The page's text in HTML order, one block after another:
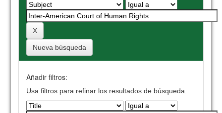
Nueva búsqueda
Añadir filtros:
Usa filtros para refinar los resultados de búsqueda.